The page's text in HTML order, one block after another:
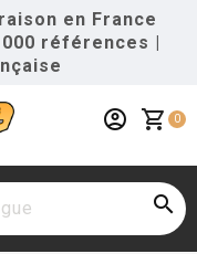
en France
000 références |
shopping_cart 0
account_circle
